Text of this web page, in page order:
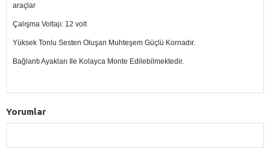
araçlar
Çalışma Voltajı: 12 volt
Yüksek Tonlu Sesten Oluşan Muhteşem Güçlü Kornadır.
Bağlantı Ayakları Ile Kolayca Monte Edilebilmektedir.
Yorumlar